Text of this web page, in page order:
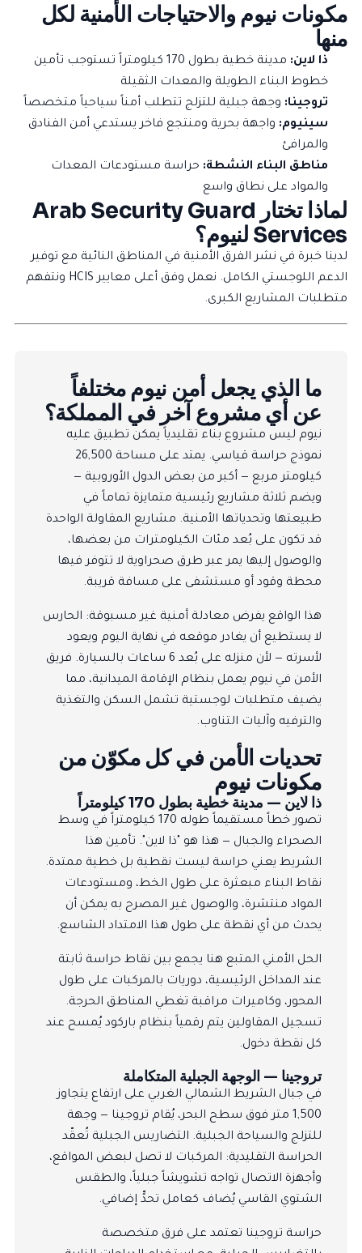
مكونات نيوم والاحتياجات الأمنية لكل
منها
ذا لاين:
مدينة خطية بطول 170 كيلومتراً تستوجب تأمين
خطوط البناء الطويلة والمعدات الثقيلة
تروجينا: وجهة جبلية للتزلج تتطلب أمناً سياحياً متخصصاً
سينيوم: واجهة بحرية ومنتجع فاخر يستدعي أمن الفنادق
والمرافئ
مناطق البناء النشطة: حراسة مستودعات المعدات
والمواد على نطاق واسع
لماذا تختار Arab Security Guard
Services لنيوم؟
لدينا خبرة في نشر الفرق الأمنية في المناطق النائية مع توفير
الدعم اللوجستي الكامل. نعمل وفق أعلى معايير HCIS ونتفهم
متطلبات المشاريع الكبرى.
ما الذي يجعل أمن نيوم مختلفاً
عن أي مشروع آخر في المملكة؟
نيوم ليس مشروع بناء تقليدياً يمكن تطبيق عليه
نموذج حراسة قياسي. يمتد على مساحة 26,500
كيلومتر مربع — أكبر من بعض الدول الأوروبية —
ويضم ثلاثة مشاريع رئيسية متمايزة تماماً في
طبيعتها وتحدياتها الأمنية. مشاريع المقاولة الواحدة
قد تكون على بُعد مئات الكيلومترات من بعضها،
والوصول إليها يمر عبر طرق صحراوية لا تتوفر فيها
محطة وقود أو مستشفى على مسافة قريبة.
هذا الواقع يفرض معادلة أمنية غير مسبوقة: الحارس
لا يستطيع أن يغادر موقعه في نهاية اليوم ويعود
لأسرته — لأن منزله على بُعد 6 ساعات بالسيارة. فريق
الأمن في نيوم يعمل بنظام الإقامة الميدانية، مما
يضيف متطلبات لوجستية تشمل السكن والتغذية
والترفيه وآليات التناوب.
تحديات الأمن في كل مكوّن من
مكونات نيوم
ذا لاين — مدينة خطية بطول 170 كيلومتراً
تصور خطاً مستقيماً طوله 170 كيلومتراً في وسط
الصحراء والجبال — هذا هو "ذا لاين". تأمين هذا
الشريط يعني حراسة ليست نقطية بل خطية ممتدة.
نقاط البناء مبعثرة على طول الخط، ومستودعات
المواد منتشرة، والوصول غير المصرح به يمكن أن
يحدث من أي نقطة على طول هذا الامتداد الشاسع.
الحل الأمني المتبع هنا يجمع بين نقاط حراسة ثابتة
عند المداخل الرئيسية، دوريات بالمركبات على طول
المحور، وكاميرات مراقبة تغطي المناطق الحرجة.
تسجيل المقاولين يتم رقمياً بنظام باركود يُمسح عند
كل نقطة دخول.
تروجينا — الوجهة الجبلية المتكاملة
في جبال الشريط الشمالي الغربي على ارتفاع يتجاوز
1,500 متر فوق سطح البحر، يُقام تروجينا — وجهة
للتزلج والسياحة الجبلية. التضاريس الجبلية تُعقّد
الحراسة التقليدية: المركبات لا تصل لبعض المواقع،
وأجهزة الاتصال تواجه تشويشاً جبلياً، والطقس
الشتوي القاسي يُضاف كعامل تحدٍّ إضافي.
حراسة تروجينا تعتمد على فرق متخصصة